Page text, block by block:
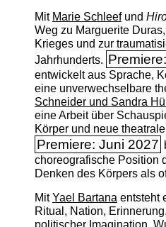
Mit Marie Schleefund
Weg zu Marguerite
Krieges und zur
Jahrhunderts.
entwickelt aus Sprache,
eine unverwechselbare
Schneider und Sandra
eine Arbeit über
Körper und neue
Premiere: Juni 2027
choreografische Position
Denken des Körpers als
MitYael Bartanaentsteht
Ritual, Nation,